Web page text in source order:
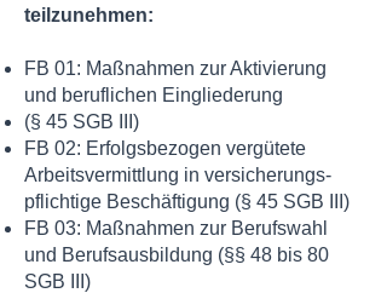
teilzunehmen:
FB 01: Maßnahmen zur Aktivierung
und beruflichen Eingliederung
(§ 45 SGB III)
FB 02: Erfolgsbezogen vergütete
Arbeitsvermittlung in versicherungs-
pflichtige Beschäftigung (§ 45 SGB III)
FB 03: Maßnahmen zur Berufswahl
und Berufsausbildung (§§ 48 bis 80
SGB III)